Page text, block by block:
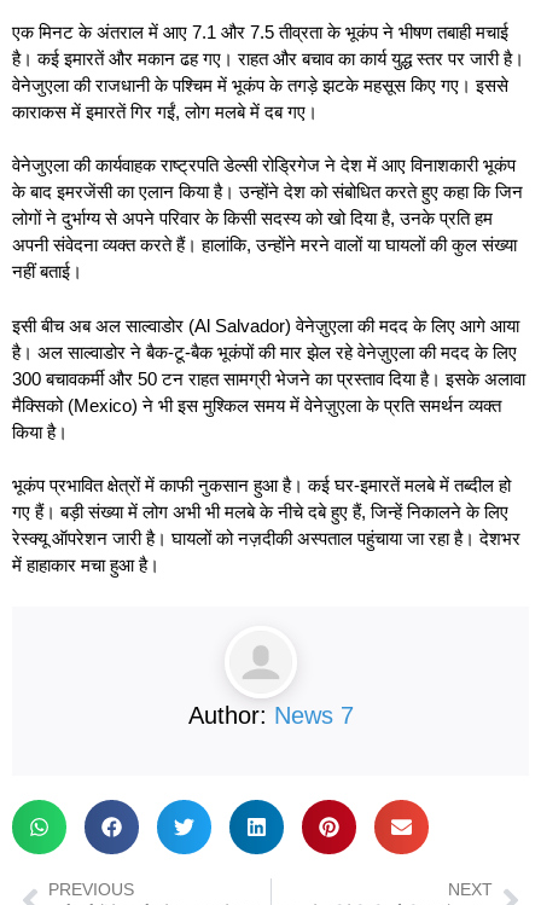
एक मिनट के अंतराल में आए 7.1 और 7.5 तीव्रता के भूकंप ने भीषण तबाही मचाई
है। कई इमारतें और मकान ढह गए। राहत और बचाव का कार्य युद्ध स्तर पर जारी है।
वेनेजुएला की राजधानी के पश्चिम में भूकंप के तगड़े झटके महसूस किए गए। इससे
काराकस में इमारतें गिर गईं, लोग मलबे में दब गए।
वेनेजुएला की कार्यवाहक राष्ट्रपति डेल्सी रोड्रिगेज ने देश में आए विनाशकारी भूकंप
के बाद इमरजेंसी का एलान किया है। उन्होंने देश को संबोधित करते हुए कहा कि जिन
लोगों ने दुर्भाग्य से अपने परिवार के किसी सदस्य को खो दिया है, उनके प्रति हम
अपनी संवेदना व्यक्त करते हैं। हालांकि, उन्होंने मरने वालों या घायलों की कुल संख्या
नहीं बताई।
इसी बीच अब अल साल्वाडोर (Al Salvador) वेनेज़ुएला की मदद के लिए आगे आया
है। अल साल्वाडोर ने बैक-टू-बैक भूकंपों की मार झेल रहे वेनेज़ुएला की मदद के लिए
300 बचावकर्मी और 50 टन राहत सामग्री भेजने का प्रस्ताव दिया है। इसके अलावा
मैक्सिको (Mexico) ने भी इस मुश्किल समय में वेनेज़ुएला के प्रति समर्थन व्यक्त
किया है।
भूकंप प्रभावित क्षेत्रों में काफी नुकसान हुआ है। कई घर-इमारतें मलबे में तब्दील हो
गए हैं। बड़ी संख्या में लोग अभी भी मलबे के नीचे दबे हुए हैं, जिन्हें निकालने के लिए
रेस्क्यू ऑपरेशन जारी है। घायलों को नज़दीकी अस्पताल पहुंचाया जा रहा है। देशभर
में हाहाकार मचा हुआ है।
Author: News 7
PREVIOUS NEXT